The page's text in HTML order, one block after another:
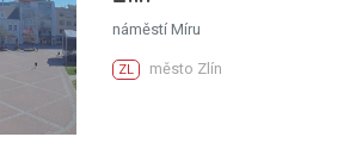
náměstí Míru
ZL město Zlín